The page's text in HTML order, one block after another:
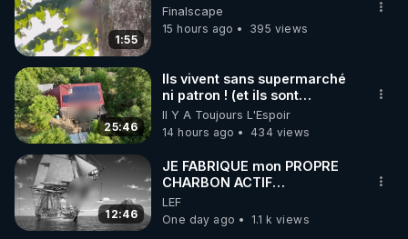
1:55
Finalscape
15 hours ago
395 views
25:46
Ils vivent sans supermarché
ni patron ! (et ils sont
heureux)
Il Y A Toujours L'Espoir
14 hours ago
434 views
12:46
JE FABRIQUE mon PROPRE
CHARBON ACTIF
GRATUITEMENT pour
Purifier mon EAU
LEF
One day ago
1.1 k views